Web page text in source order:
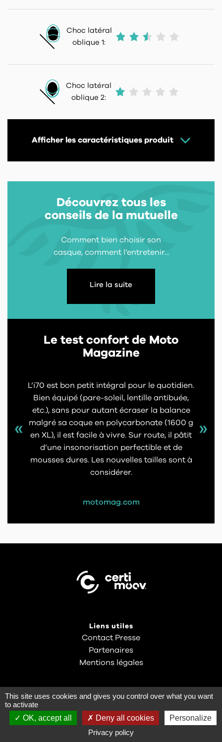
Choc latéral
oblique 1:
Choc latéral
oblique 2:
Afficher les caractéristiques produit
Découvrez tous les
conseils de la mutuelle
Comment bien choisir son
casque, comment l’entretenir...
Lire la suite
Le test confort de Moto
Magazine
L’i70 est bon petit intégral pour le quotidien.
Bien équipé (pare-soleil, lentille antibuée,
etc.), sans pour autant écraser la balance
malgré sa coque en polycarbonate (1600 g
en XL), il est facile à vivre. Sur route, il pâtit
d’une insonorisation perfectible et de
mousses dures. Les nouvelles tailles sont à
considérer.
motomag.com
Liens utiles
Contact Presse
Partenaires
Mentions légales
This site uses cookies and gives you control over what you want
to activate
OK, accept all
Deny all cookies
Personalize
Privacy policy